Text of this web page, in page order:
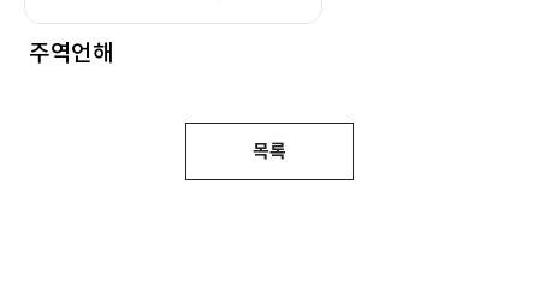
주역언해
목록